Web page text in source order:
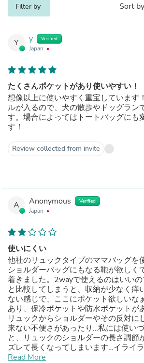
Filter by Sort by
Y y Verified
Japan
たくさんポケットがあり使いやすい！
想像以上に使いやすく重宝しています
ルが入るので、犬の散歩やドッグラン
す。場合によってはトートバッグにも
す！
Review collected from invite
A Anonymous Verified
Japan
使いにくい
他社のリュックタイプのママバッグを
ショルダーバッグにもなる鞄が欲しく
着きました。2wayで使えるのはいい
と比較してしまうと、収納が少なく痒
ない感じで、ここにポケット欲しいな
あり、保冷ポケットや防水ポケットが
リュックからショルダーやその反対に
来ない不便さがあったり…私には使い
と、リュックのショルダーの長さ調節
ズレて長くなってしまいます…イライ
す。。。
Read More